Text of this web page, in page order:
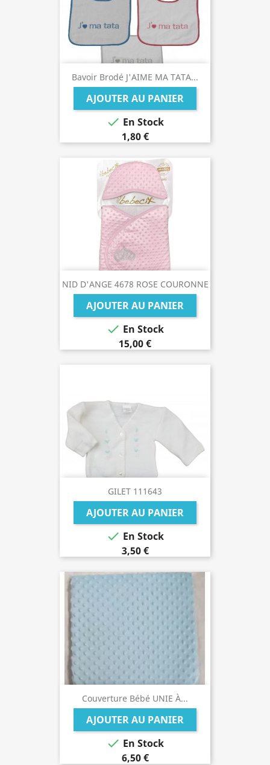
Bavoir Brodé J'AIME MA TATA...
AJOUTER AU PANIER
 En Stock
1,80 €
NID D'ANGE 4678 ROSE COURONNE
AJOUTER AU PANIER
 En Stock
15,00 €
GILET 111643
AJOUTER AU PANIER
 En Stock
3,50 €
Couverture Bébé UNIE À...
AJOUTER AU PANIER
 En Stock
6,50 €